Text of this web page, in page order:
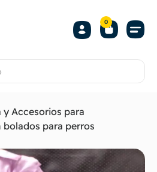
0
y Accesorios para
para perros